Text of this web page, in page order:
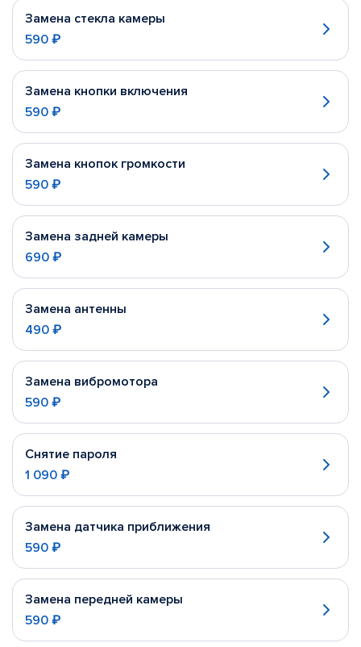
Замена стекла камеры
590 ₽
Замена кнопки включения
590 ₽
Замена кнопок громкости
590 ₽
Замена задней камеры
690 ₽
Замена антенны
490 ₽
Замена вибромотора
590 ₽
Снятие пароля
1 090 ₽
Замена датчика приближения
590 ₽
Замена передней камеры
590 ₽